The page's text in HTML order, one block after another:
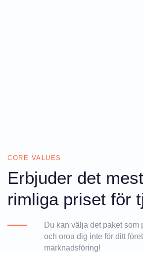
CORE VALUES
Erbjuder det mest
rimliga priset för
Du kan välja det paket som
och oroa dig inte för ditt
marknadsföring!